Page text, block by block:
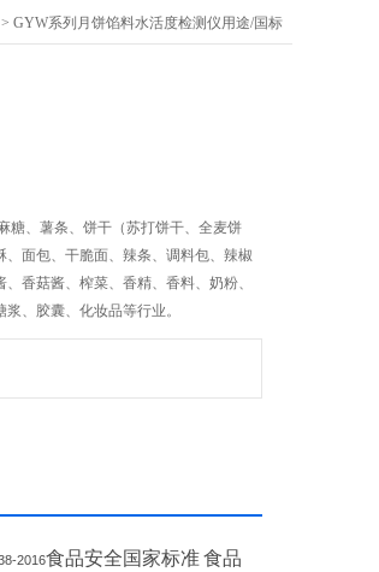
> GYW系列月饼馅料水活度检测仪用途/国标
糖、薯条、饼干（苏打饼干、全麦饼
面包、干脆面、辣条、调料包、辣椒
香菇酱、榨菜、香精、香料、奶粉、
、胶囊、化妆品等行业。
2016食品安全国家标准食品